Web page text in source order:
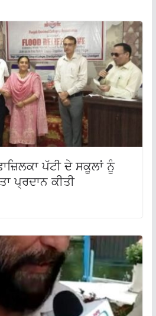
ਪੱਟੀ ਦੇ ਸਕੂਲਾਂ ਨੂੰ
ਪ੍ਰਦਾਨ ਕੀਤੀ